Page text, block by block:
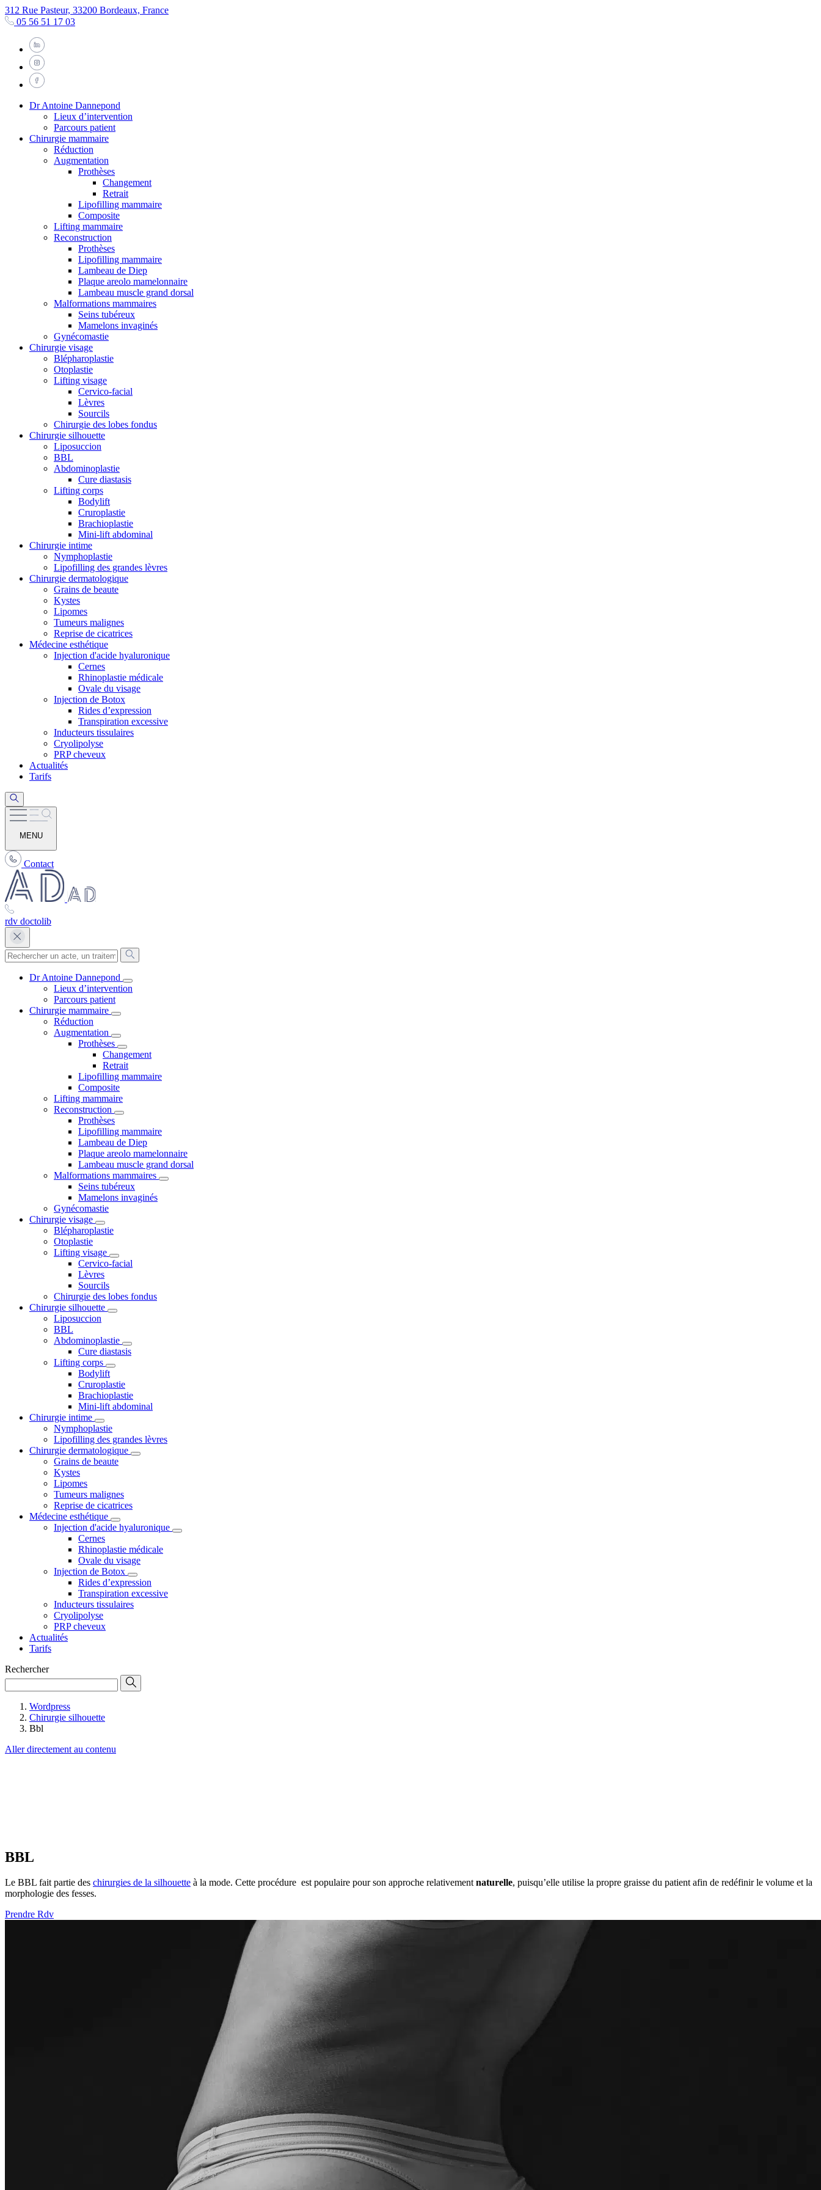
312 Rue Pasteur, 33200 Bordeaux, France
05 56 51 17 03
Dr Antoine Dannepond
Lieux d’intervention
Parcours patient
Chirurgie mammaire
Réduction
Augmentation
Prothèses
Changement
Retrait
Lipofilling mammaire
Composite
Lifting mammaire
Reconstruction
Prothèses
Lipofilling mammaire
Lambeau de Diep
Plaque areolo mamelonnaire
Lambeau muscle grand dorsal
Malformations mammaires
Seins tubéreux
Mamelons invaginés
Gynécomastie
Chirurgie visage
Blépharoplastie
Otoplastie
Lifting visage
Cervico-facial
Lèvres
Sourcils
Chirurgie des lobes fondus
Chirurgie silhouette
Liposuccion
BBL
Abdominoplastie
Cure diastasis
Lifting corps
Bodylift
Cruroplastie
Brachioplastie
Mini-lift abdominal
Chirurgie intime
Nymphoplastie
Lipofilling des grandes lèvres
Chirurgie dermatologique
Grains de beaute
Kystes
Lipomes
Tumeurs malignes
Reprise de cicatrices
Médecine esthétique
Injection d'acide hyaluronique
Cernes
Rhinoplastie médicale
Ovale du visage
Injection de Botox
Rides d’expression
Transpiration excessive
Inducteurs tissulaires
Cryolipolyse
PRP cheveux
Actualités
Tarifs
MENU
Contact
rdv doctolib
Dr Antoine Dannepond
Lieux d’intervention
Parcours patient
Chirurgie mammaire
Réduction
Augmentation
Prothèses
Changement
Retrait
Lipofilling mammaire
Composite
Lifting mammaire
Reconstruction
Prothèses
Lipofilling mammaire
Lambeau de Diep
Plaque areolo mamelonnaire
Lambeau muscle grand dorsal
Malformations mammaires
Seins tubéreux
Mamelons invaginés
Gynécomastie
Chirurgie visage
Blépharoplastie
Otoplastie
Lifting visage
Cervico-facial
Lèvres
Sourcils
Chirurgie des lobes fondus
Chirurgie silhouette
Liposuccion
BBL
Abdominoplastie
Cure diastasis
Lifting corps
Bodylift
Cruroplastie
Brachioplastie
Mini-lift abdominal
Chirurgie intime
Nymphoplastie
Lipofilling des grandes lèvres
Chirurgie dermatologique
Grains de beaute
Kystes
Lipomes
Tumeurs malignes
Reprise de cicatrices
Médecine esthétique
Injection d'acide hyaluronique
Cernes
Rhinoplastie médicale
Ovale du visage
Injection de Botox
Rides d’expression
Transpiration excessive
Inducteurs tissulaires
Cryolipolyse
PRP cheveux
Actualités
Tarifs
Rechercher
Wordpress
Chirurgie silhouette
Bbl
Aller directement au contenu
BBL
Le BBL fait partie des chirurgies de la silhouette à la mode. Cette procédure est populaire pour son approche relativementnaturelle, puisqu’elle utilise la propre graisse du patient afin de redéfinir le volume et la
morphologie des fesses.
Prendre Rdv